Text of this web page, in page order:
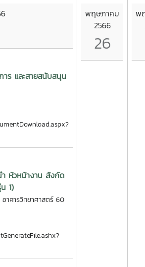
าร และสายสนับสนุน
หัวหน้างาน สังกัด
1)
าคารวิทยาศาสตร์ 60
พฤษภาคม
2566
26
พ